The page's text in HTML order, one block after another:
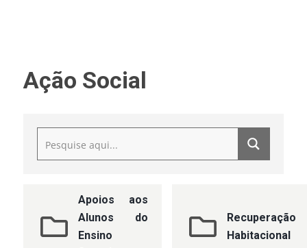
Ação Social
Apoios aos
Alunos do
Ensino
Recuperação
Habitacional